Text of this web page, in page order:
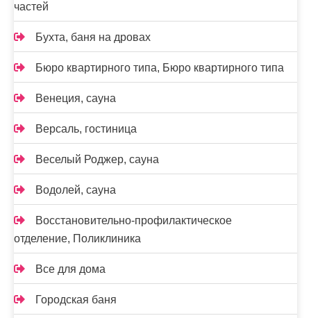
частей
Бухта, баня на дровах
Бюро квартирного типа, Бюро квартирного типа
Венеция, сауна
Версаль, гостиница
Веселый Роджер, сауна
Водолей, сауна
Восстановительно-профилактическое
отделение, Поликлиника
Все для дома
Городская баня